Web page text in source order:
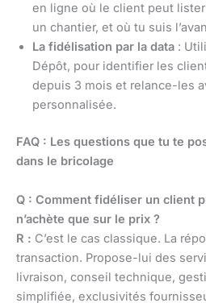
en ligne où le client peut
un chantier, et où tu suis
La fidélisation par la data :
Dépôt, pour identifier les
depuis 3 mois et relance-les
personnalisée.
FAQ : Les questions que tu te
dans le bricolage
Q : Comment fidéliser un client
n’achète que sur le prix ?
R : C’est le cas classique. La
transaction. Propose-lui des
livraison, conseil technique,
simplifiée, exclusivités